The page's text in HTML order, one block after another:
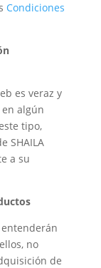
Condiciones
es veraz y
algún
tipo,
SHAILA
a su
no
de